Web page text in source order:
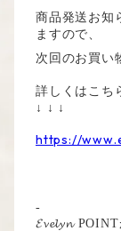
商品発送お知
ますので、
次回のお買い
詳しくはこち
↓ ↓ ↓
https://
-
𝓔𝓿𝓮𝓵𝔂𝓷